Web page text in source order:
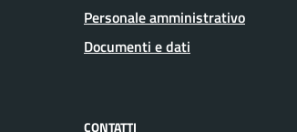
Personale amministrativo
Documenti e dati
CONTATTI